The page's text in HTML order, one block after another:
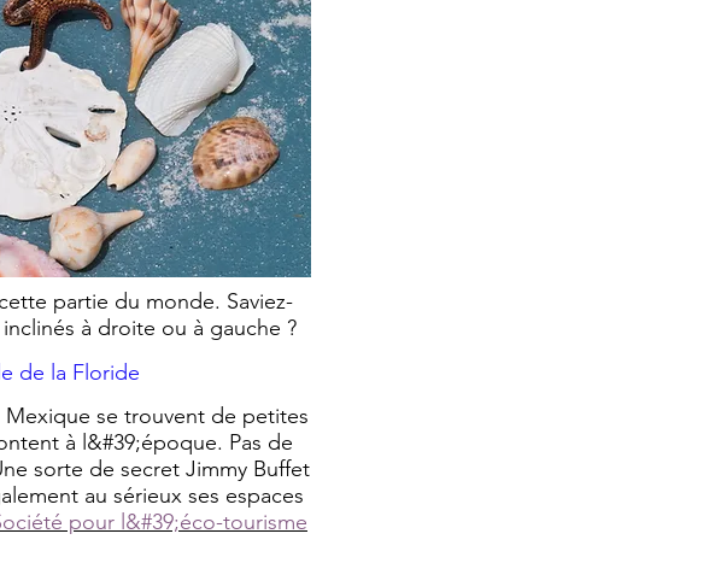
partie du monde. Saviez-
à droite ou à gauche ?
de la Floride
se trouvent de petites
à l&#39;époque. Pas de
sorte de secret Jimmy Buffet
au sérieux ses espaces
pour l&#39;éco-tourisme